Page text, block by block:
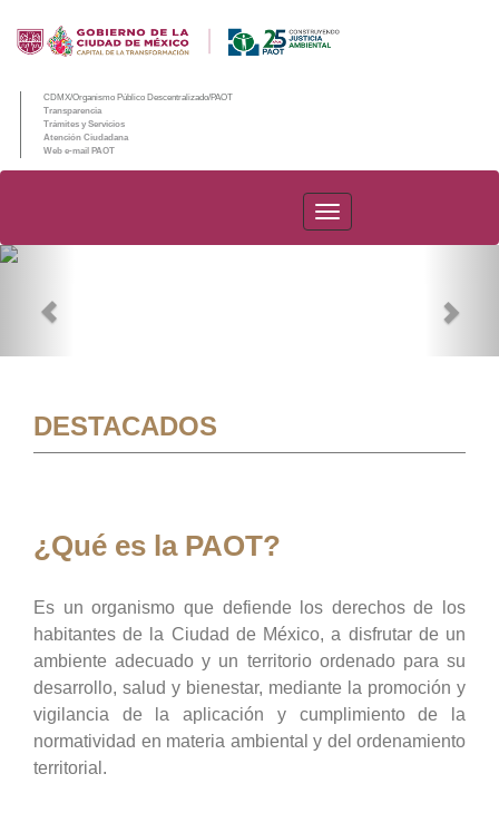
CDMX/Organismo Público Descentralizado/PAOT
Transparencia
Trámites y Servicios
Atención Ciudadana
Web e-mail PAOT
PAOT
DESTACADOS
¿Qué es la PAOT?
Es un organismo que defiende los derechos de los
habitantes de la Ciudad de México, a disfrutar de un
ambiente adecuado y un territorio ordenado para su
desarrollo, salud y bienestar, mediante la promoción y
vigilancia de la aplicación y cumplimiento de la
normatividad en materia ambiental y del ordenamiento
territorial.